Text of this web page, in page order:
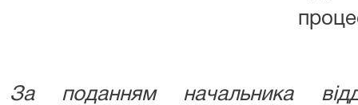
За поданням начальника